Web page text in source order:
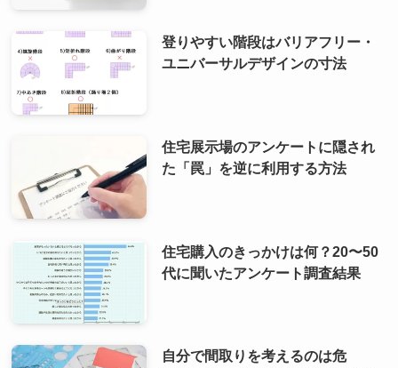
登りやすい階段はバリアフリー・
ユニバーサルデザインの寸法
住宅展示場のアンケートに隠され
た「罠」を逆に利用する方法
住宅購入のきっかけは何？20〜50
代に聞いたアンケート調査結果
自分で間取りを考えるのは危